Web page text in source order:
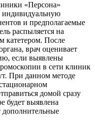
«Персона»
индивидуальную
и предполагаемые
распыляется на
катетером. После
врач оценивает
если выявлены
в сети клиник
При данном методе
домой сразу
будет выявлена
дополнительные